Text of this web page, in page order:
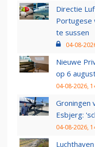
Directie
Portugese
te sussen
04-08-
Nieuwe
op 6
04-08-2026,
Groningen
Esbjerg:
04-08-2026,